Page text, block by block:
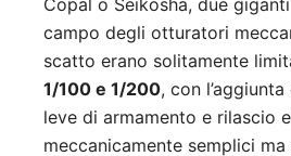
Copal o Seikosha, due giganti
campo degli otturatori
scatto erano solitamente
1/100 e 1/200, con
leve di armamento e rilascio
meccanicamente semplici